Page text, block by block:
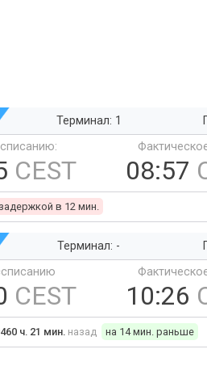
Терминал: 1
CEST 08:57
в 12 мин.
Терминал: -
CEST 10:26
ч. 21 мин. назад на 14 мин. раньше